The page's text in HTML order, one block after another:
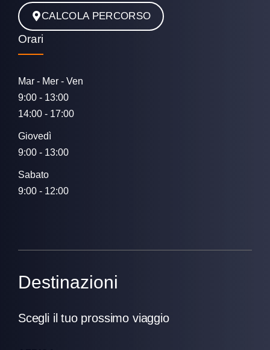
CALCOLA PERCORSO
Orari
Mar - Mer - Ven
9:00 - 13:00
14:00 - 17:00
Giovedì
9:00 - 13:00
Sabato
9:00 - 12:00
Destinazioni
Scegli il tuo prossimo viaggio